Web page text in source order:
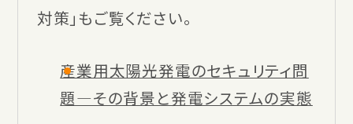
対策」もご覧ください。
産業用太陽光発電のセキュリティ問
題―その背景と発電システムの実態